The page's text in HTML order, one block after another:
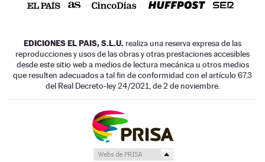
EDICIONES EL PAIS, S.L.U. realiza una reserva expresa de las
reproducciones y usos de las obras y otras prestaciones accesibles
desde este sitio web a medios de lectura mecánica u otros medios
que resulten adecuados a tal fin de conformidad con el artículo 67.3
del Real Decreto-ley 24/2021, de 2 de noviembre.